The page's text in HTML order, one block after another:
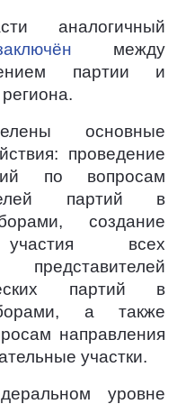
аналогичный
между
партии и
основные
проведение
по вопросам
партий в
создание
всех
партий в
а также
направления
участки.
уровне